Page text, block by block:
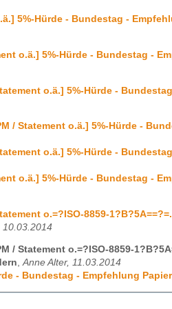
5%-Hürde - Bundestag -
o.ä.] 5%-Hürde - Bundestag -
o.ä.] 5%-Hürde -
/ Statement o.ä.] 5%-Hürde -
o.ä.] 5%-Hürde -
o.ä.] 5%-Hürde - Bundestag -
o.=?ISO-8859-
10.03.2014
/ Statement o.=?ISO-8859-
,Anne Alter, 11.03.2014
- Bundestag - Empfehlung